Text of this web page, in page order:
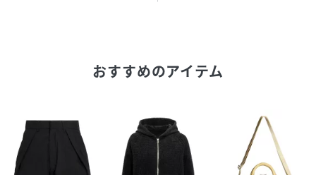
日本
サイズ
RE3880_LCKZ0472103588
LCKZ0472103588-08-001 RE3880)
おすすめのアイテム